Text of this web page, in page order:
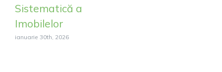
Sistematică a
Imobilelor
ianuarie 30th, 2026